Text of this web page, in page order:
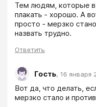
Тем людям, которые
плакать - хорошо. А
просто - мерзко
назвать трудно.
Ответить
Гость, 16 января
Вот да, что делать,
мерзко стало и